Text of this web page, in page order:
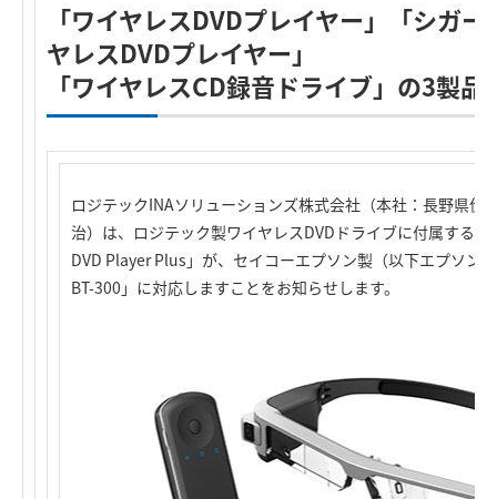
「ワイヤレスDVDプレイヤー」「シガ
ヤレスDVDプレイヤー」
「ワイヤレスCD録音ドライブ」の3製
ロジテックINAソリューションズ株式会社（本社：長野県伊
治）は、ロジテック製ワイヤレスDVDドライブに付属する
DVD Player Plus」が、セイコーエプソン製（以下エプソン
BT-300」に対応しますことをお知らせします。